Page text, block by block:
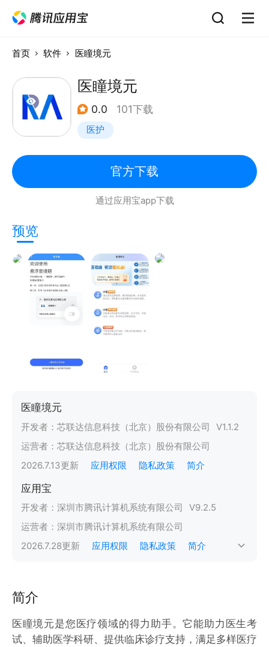
首页 软件 医瞳境元
医瞳境元
0.0 101下载
医护
官方下载
通过应用宝app下载
预览
医瞳境元
开发者： 芯联达信息科技（北京）股份有限公司 V1.1.2
运营者： 芯联达信息科技（北京）股份有限公司
2026.7.13更新 应用权限 隐私政策 简介
应用宝
开发者： 深圳市腾讯计算机系统有限公司 V9.2.5
运营者： 深圳市腾讯计算机系统有限公司
2026.7.28更新 应用权限 隐私政策 简介
简介
医瞳境元是您医疗领域的得力助手。它能助力医生考
试、辅助医学科研、提供临床诊疗支持，满足多样医疗